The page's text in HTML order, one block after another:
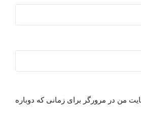
من در مرورگر برای زمانی که دوباره